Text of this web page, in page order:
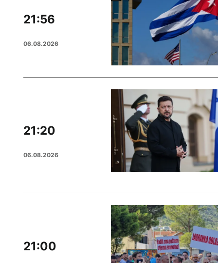
21:56
06.08.2026
21:20
06.08.2026
21:00